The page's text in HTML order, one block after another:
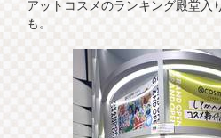
アットコスメのランキング殿堂入
も。